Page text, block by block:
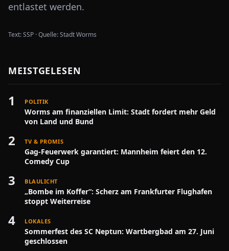
entlastet werden.
Text:SSP ·Quelle:Stadt Worms
MEISTGELESEN
1 POLITIK
Worms am finanziellen Limit: Stadt fordert mehr Geld
von Land und Bund
2 TV & PROMIS
Gag-Feuerwerk garantiert: Mannheim feiert den 12.
Comedy Cup
3 BLAULICHT
„Bombe im Koffer“: Scherz am Frankfurter Flughafen
stoppt Weiterreise
4 LOKALES
Sommerfest des SC Neptun: Wartbergbad am 27. Juni
geschlossen